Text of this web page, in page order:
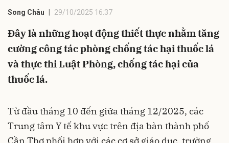
Song Châu 29/10/2025 16:37
Đây là những hoạt động thiết thực nhằm tăng
cường công tác phòng chống tác hại thuốc lá
và thực thi Luật Phòng, chống tác hại của
thuốc lá.
Từ đầu tháng 10 đến giữa tháng 12/2025, các
Trung tâm Y tế khu vực trên địa bàn thành phố
Hủy